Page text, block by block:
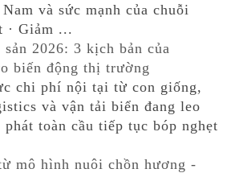
và sức mạnh của chuỗi
· Giảm ...
2026: 3 kịch bản của
biến động thị trường
chi phí nội tại từ con giống,
và vận tải biển đang leo
toàn cầu tiếp tục bóp nghẹt
mô hình nuôi chồn hương -